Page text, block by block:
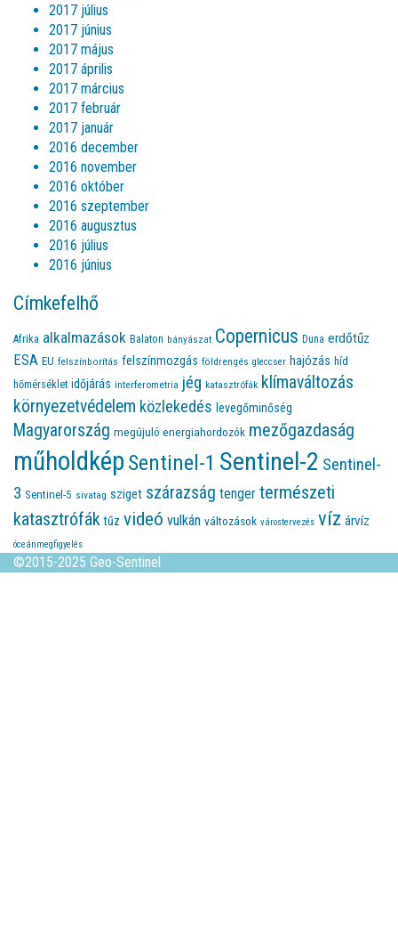
2017 július
2017 június
2017 május
2017 április
2017 március
2017 február
2017 január
2016 december
2016 november
2016 október
2016 szeptember
2016 augusztus
2016 július
2016 június
Címkefelhő
Afrika alkalmazások Balaton bányászat Copernicus Duna erdőtűz
ESA EU felszínborítás felszínmozgás földrengés gleccser hajózás híd
hőmérséklet időjárás interferometria jég katasztrófák klímaváltozás
környezetvédelem közlekedés levegőminőség
Magyarország megújuló energiahordozók mezőgazdaság
műholdkép Sentinel-1 Sentinel-2 Sentinel-
3 Sentinel-5 sivatag sziget szárazság tenger természeti
katasztrófák tűz videó vulkán változások várostervezés víz árvíz
óceánmegfigyelés
©2015-2025 Geo-Sentinel